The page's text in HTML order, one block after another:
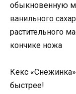
обыкновенную
ванильного
растительного
кончике ножа
Кекс
быстрее!